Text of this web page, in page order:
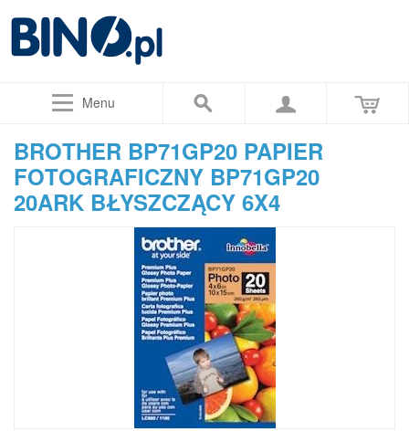
Menu
BROTHER BP71GP20 PAPIER
FOTOGRAFICZNY BP71GP20
20ARK BŁYSZCZĄCY 6X4